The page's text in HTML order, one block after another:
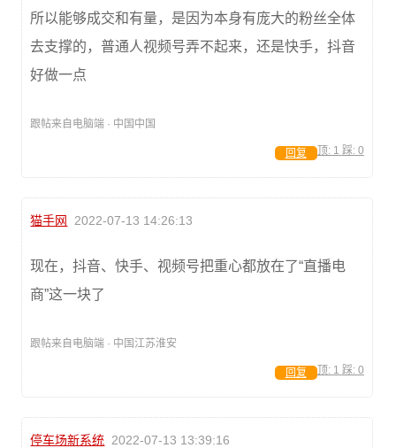
所以能够成交和有量，是因为本身有庞大的粉丝全体
去支撑的，普通人视频号弄不起来，还是快手，抖音
好做一点
跟帖来自电脑端 · 中国中国
顶: 1 踩: 0
回复
猫手网 2022-07-13 14:26:13
现在，抖音、快手、视频号把重心都放在了“直播电
商”这一块了
跟帖来自电脑端 · 中国江苏淮安
顶: 1 踩: 0
回复
停车场新系统 2022-07-13 13:39:16